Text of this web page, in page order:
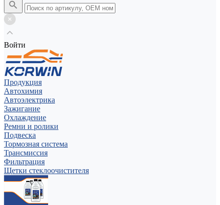
Войти
Продукция
Автохимия
Автоэлектрика
Зажигание
Охлаждение
Ремни и ролики
Подвеска
Тормозная система
Трансмиссия
Фильтрация
Щетки стеклоочистителя